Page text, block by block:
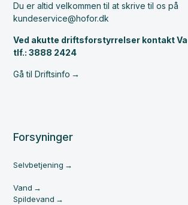
Du er altid velkommen til at skrive til os på
kundeservice@hofor.dk
Ved akutte driftsforstyrrelser kontakt
tlf.: 3888 2424
Gå til Driftsinfo
Forsyninger
Selvbetjening
Vand
Spildevand